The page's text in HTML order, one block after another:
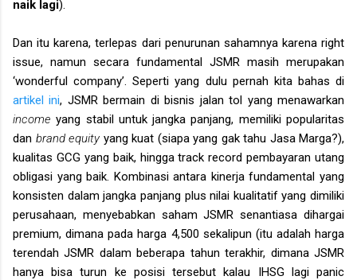
naik lagi).
Dan itu karena, terlepas dari penurunan sahamnya karena right
issue, namun secara fundamental JSMR masih merupakan
‘wonderful company’. Seperti yang dulu pernah kita bahas di
artikel ini, JSMR bermain di bisnis jalan tol yang menawarkan
incomeyang stabil untuk jangka panjang, memiliki popularitas
dan brand equity yang kuat (siapa yang gak tahu Jasa Marga?),
kualitas GCG yang baik, hingga track record pembayaran utang
obligasi yang baik. Kombinasi antara kinerja fundamental yang
konsisten dalam jangka panjang plus nilai kualitatif yang dimiliki
perusahaan, menyebabkan saham JSMR senantiasa dihargai
premium, dimana pada harga 4,500 sekalipun (itu adalah harga
terendah JSMR dalam beberapa tahun terakhir, dimana JSMR
hanya bisa turun ke posisi tersebut kalau IHSG lagi panic